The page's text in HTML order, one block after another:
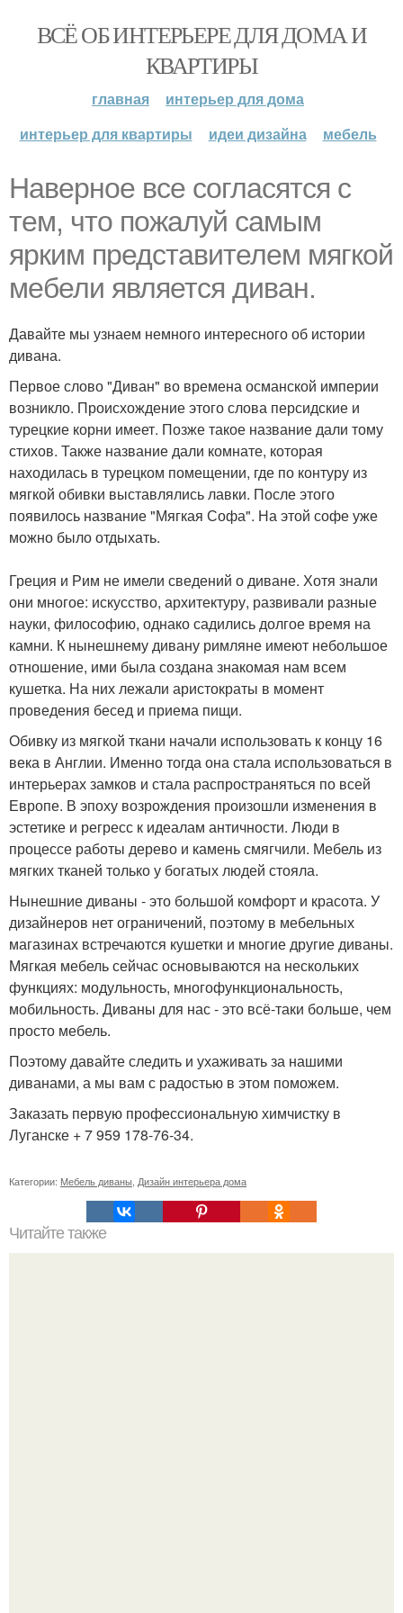
ВСЁ ОБ ИНТЕРЬЕРЕ ДЛЯ ДОМА И
КВАРТИРЫ
главная
интерьер для дома
интерьер для квартиры
идеи дизайна мебель
Наверное все согласятся с
тем, что пожалуй самым
ярким представителем мягкой
мебели является диван.
Давайте мы узнаем немного интересного об истории
дивана.
Первое слово "Диван" во времена османской империи
возникло. Происхождение этого слова персидские и
турецкие корни имеет. Позже такое название дали тому
стихов. Также название дали комнате, которая
находилась в турецком помещении, где по контуру из
мягкой обивки выставлялись лавки. После этого
появилось название "Мягкая Софа". На этой софе уже
можно было отдыхать.
Греция и Рим не имели сведений о диване. Хотя знали
они многое: искусство, архитектуру, развивали разные
науки, философию, однако садились долгое время на
камни. К нынешнему дивану римляне имеют небольшое
отношение, ими была создана знакомая нам всем
кушетка. На них лежали аристократы в момент
проведения бесед и приема пищи.
Обивку из мягкой ткани начали использовать к концу 16
века в Англии. Именно тогда она стала использоваться в
интерьерах замков и стала распространяться по всей
Европе. В эпоху возрождения произошли изменения в
эстетике и регресс к идеалам античности. Люди в
процессе работы дерево и камень смягчили. Мебель из
мягких тканей только у богатых людей стояла.
Нынешние диваны - это большой комфорт и красота. У
дизайнеров нет ограничений, поэтому в мебельных
магазинах встречаются кушетки и многие другие диваны.
Мягкая мебель сейчас основываются на нескольких
функциях: модульность, многофункциональность,
мобильность. Диваны для нас - это всё-таки больше, чем
просто мебель.
Поэтому давайте следить и ухаживать за нашими
диванами, а мы вам с радостью в этом поможем.
Заказать первую профессиональную химчистку в
Луганске + 7 959 178-76-34.
Категории: Мебель диваны Дизайн интерьера дома
Читайте также